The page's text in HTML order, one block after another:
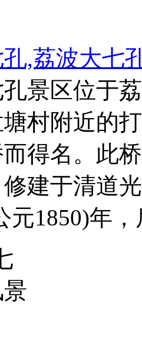
,荔波大七
景区位于
村附近的
得名。此
建于清道
元1850)年